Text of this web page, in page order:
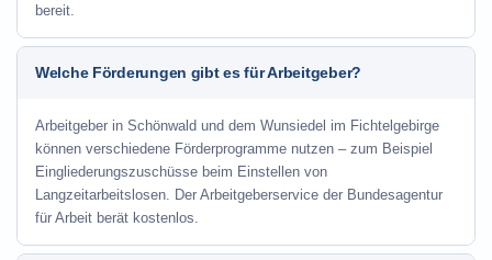
bereit.
Welche Förderungen gibt es für Arbeitgeber?
Arbeitgeber in Schönwald und dem Wunsiedel im Fichtelgebirge
können verschiedene Förderprogramme nutzen – zum Beispiel
Eingliederungszuschüsse beim Einstellen von
Langzeitarbeitslosen. Der Arbeitgeberservice der Bundesagentur
für Arbeit berät kostenlos.